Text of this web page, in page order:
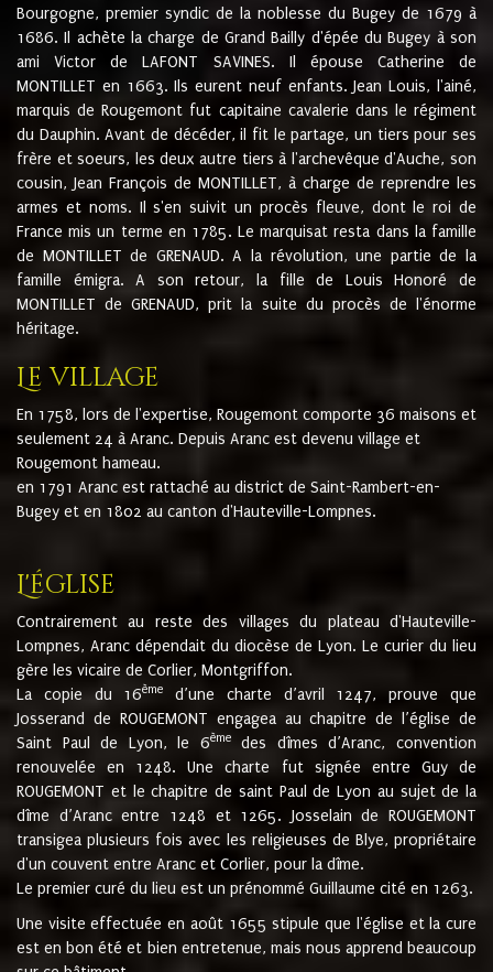
Bourgogne, premier syndic de la noblesse du Bugey de 1679 à
1686. Il achète la charge de Grand Bailly d'épée du Bugey à son
ami Victor de LAFONT SAVINES. Il épouse Catherine de
MONTILLET en 1663. Ils eurent neuf enfants. Jean Louis, l'ainé,
marquis de Rougemont fut capitaine cavalerie dans le régiment
du Dauphin. Avant de décéder, il fit le partage, un tiers pour ses
frère et soeurs, les deux autre tiers à l'archevêque d'Auche, son
cousin, Jean François de MONTILLET, à charge de reprendre les
armes et noms. Il s'en suivit un procès fleuve, dont le roi de
France mis un terme en 1785. Le marquisat resta dans la famille
de MONTILLET de GRENAUD. A la révolution, une partie de la
famille émigra. A son retour, la fille de Louis Honoré de
MONTILLET de GRENAUD, prit la suite du procès de l'énorme
héritage.
Le village
En 1758, lors de l'expertise, Rougemont comporte 36 maisons et
seulement 24 à Aranc. Depuis Aranc est devenu village et
Rougemont hameau.
en 1791 Aranc est rattaché au district de Saint-Rambert-en-
Bugey et en 1802 au canton d'Hauteville-Lompnes.
L'église
Contrairement au reste des villages du plateau d'Hauteville-
Lompnes, Aranc dépendait du diocèse de Lyon. Le curier du lieu
gère les vicaire de Corlier, Montgriffon.
La copie du 16ème
d’une charte d’avril 1247, prouve que
Josserand de ROUGEMONT engagea au chapitre de l’église de
Saint Paul de Lyon, le 6èmedes dîmes d’Aranc, convention
renouvelée en 1248. Une charte fut signée entre Guy de
ROUGEMONT et le chapitre de saint Paul de Lyon au sujet de la
dîme d’Aranc entre 1248 et 1265. Josselain de ROUGEMONT
transigea plusieurs fois avec les religieuses de Blye, propriétaire
d'un couvent entre Aranc et Corlier, pour la dîme.
Le premier curé du lieu est un prénommé Guillaume cité en 1263.
Une visite effectuée en août 1655 stipule que l'église et la cure
est en bon été et bien entretenue, mais nous apprend beaucoup